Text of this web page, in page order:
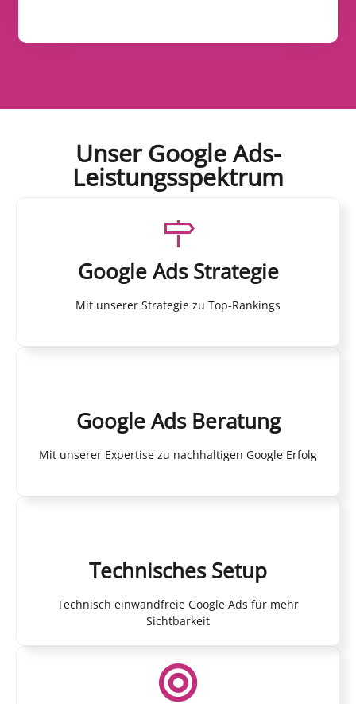
Unser Google Ads-
Leistungsspektrum
Google Ads Strategie
Mit unserer Strategie zu Top-Rankings
Google Ads Beratung
Mit unserer Expertise zu nachhaltigen Google Erfolg
Technisches Setup
Technisch einwandfreie Google Ads für mehr
Sichtbarkeit